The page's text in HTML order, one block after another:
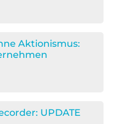
Aktionismus:
UPDATE